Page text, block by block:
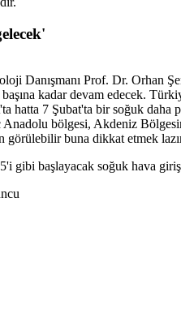
Danışmanı Prof. Dr. Orhan
kadar devam edecek.
hatta 7 Şubat'ta bir soğuk daha
Anadolu bölgesi, Akdeniz
görülebilir buna dikkat etmek
gibi başlayacak soğuk hava